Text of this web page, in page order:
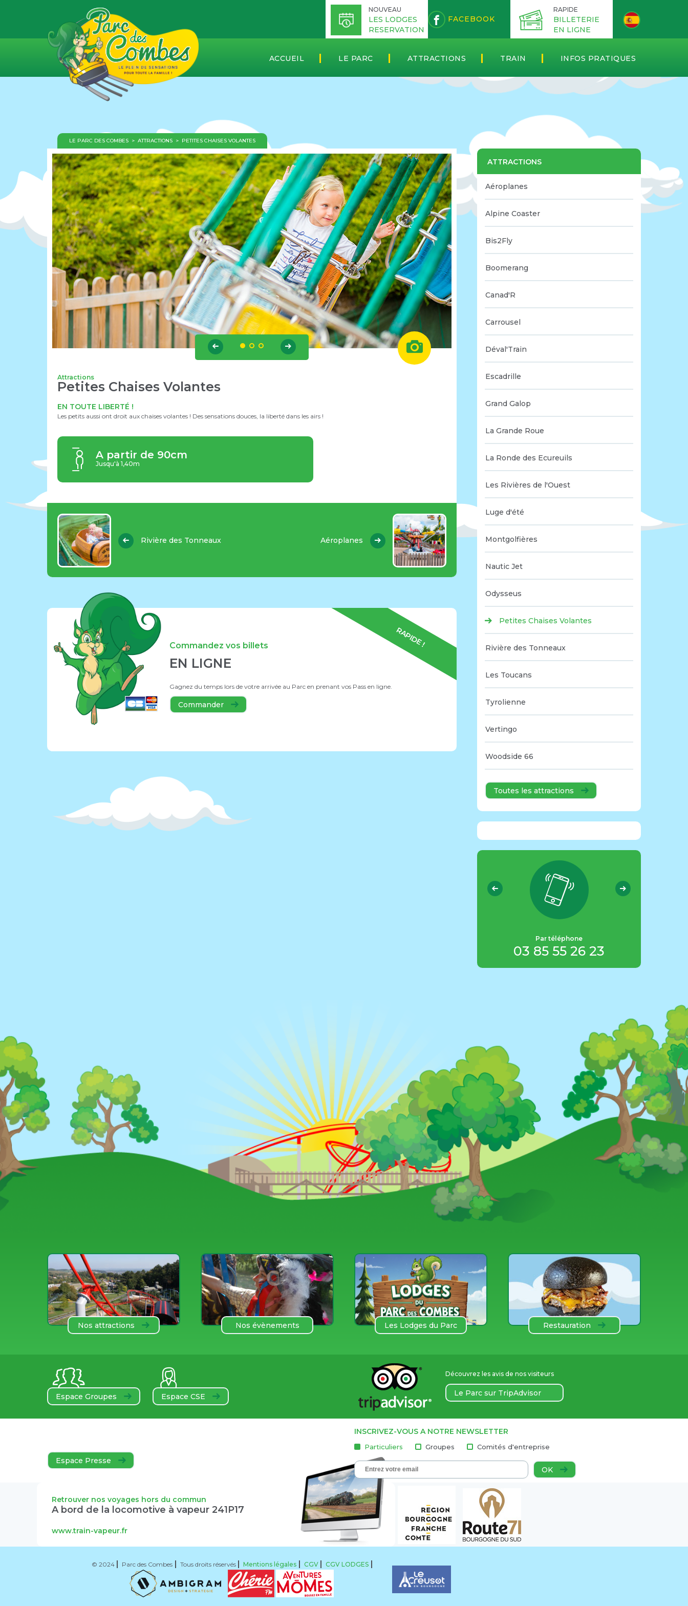
RAPIDE
BILLETERIE
EN LIGNE
FACEBOOK
NOUVEAU
LES LODGES
RESERVATION
ACCUEIL LE PARC ATTRACTIONS TRAIN INFOS PRATIQUES
LE PARC DES COMBES > ATTRACTIONS > PETITES CHAISES VOLANTES
Attractions
Petites Chaises Volantes
EN TOUTE LIBERTÉ !
Les petits aussi ont droit aux chaises volantes ! Des sensations douces, la liberté dans les airs !
A partir de 90cm
Jusqu'à 1,40m
Rivière des Tonneaux Aéroplanes
RAPIDE !
Commandez vos billets
EN LIGNE
Gagnez du temps lors de votre arrivée au Parc en prenant vos Pass en ligne.
Commander
ATTRACTIONS
Aéroplanes
Alpine Coaster
Bis2Fly
Boomerang
Canad'R
Carrousel
Déval'Train
Escadrille
Grand Galop
La Grande Roue
La Ronde des Ecureuils
Les Rivières de l'Ouest
Luge d'été
Montgolfières
Nautic Jet
Odysseus
Petites Chaises Volantes
Rivière des Tonneaux
Les Toucans
Tyrolienne
Vertingo
Woodside 66
Toutes les attractions
Par téléphone
03 85 55 26 23
Nos attractions Nos évènements
Les Lodges du Parc
Restauration
Espace Groupes Espace CSE
Espace Presse
Découvrez les avis de nos visiteurs
Le Parc sur TripAdvisor
INSCRIVEZ-VOUS A NOTRE NEWSLETTER
Particuliers Groupes Comités d'entreprise
OK
Retrouver nos voyages hors du commun
A bord de la locomotive à vapeur 241P17
www.train-vapeur.fr
© 2024 Parc des Combes Tous droits réservés Mentions légales CGV CGV LODGES